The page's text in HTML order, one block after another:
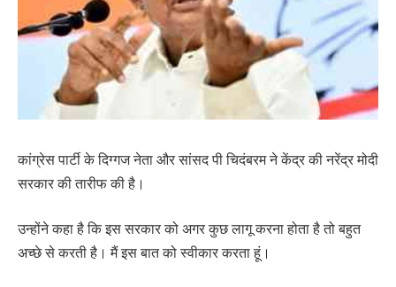
कांग्रेस पार्टी के दिग्गज नेता और सांसद पी चिदंबरम ने केंद्र की नरेंद्र मोदी
सरकार की तारीफ की है।
उन्होंने कहा है कि इस सरकार को अगर कुछ लागू करना होता है तो बहुत
अच्छे से करती है। मैं इस बात को स्वीकार करता हूं।